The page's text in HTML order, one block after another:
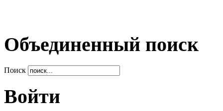
Объединенный поиск
Поиск
Войти